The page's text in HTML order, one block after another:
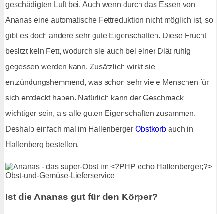
geschädigten Luft bei. Auch wenn durch das Essen von
Ananas eine automatische Fettreduktion nicht möglich ist, so
gibt es doch andere sehr gute Eigenschaften. Diese Frucht
besitzt kein Fett, wodurch sie auch bei einer Diät ruhig
gegessen werden kann. Zusätzlich wirkt sie
entzündungshemmend, was schon sehr viele Menschen für
sich entdeckt haben. Natürlich kann der Geschmack
wichtiger sein, als alle guten Eigenschaften zusammen.
Deshalb einfach mal im Hallenberger Obstkorb auch in
Hallenberg bestellen.
Ist die Ananas gut für den Körper?